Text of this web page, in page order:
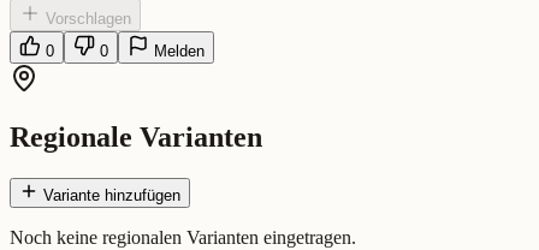
Vorschlagen
0
0 Melden
Regionale Varianten
Variante hinzufügen
Noch keine regionalen Varianten eingetragen.